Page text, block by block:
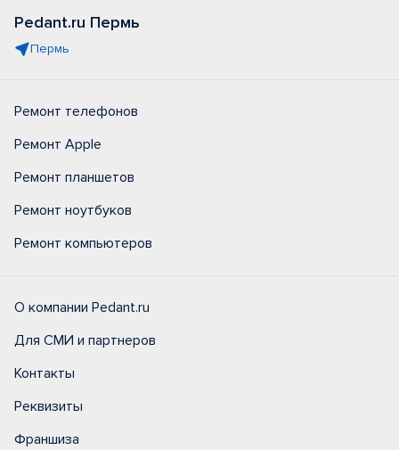
Pedant.ru Пермь
Пермь
Ремонт телефонов
Ремонт Apple
Ремонт планшетов
Ремонт ноутбуков
Ремонт компьютеров
О компании Pedant.ru
Для СМИ и партнеров
Контакты
Реквизиты
Франшиза